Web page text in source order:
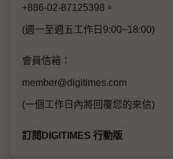
+886-02-87125398。
(週一至週五工作日9:00~18:00)
會員信箱：
member@digitimes.com
(一個工作日內將回覆您的來信)
訂閱DIGITIMES 行動版